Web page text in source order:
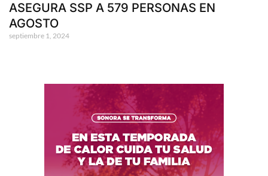
ASEGURA SSP A 579 PERSONAS EN
AGOSTO
septiembre 1, 2024